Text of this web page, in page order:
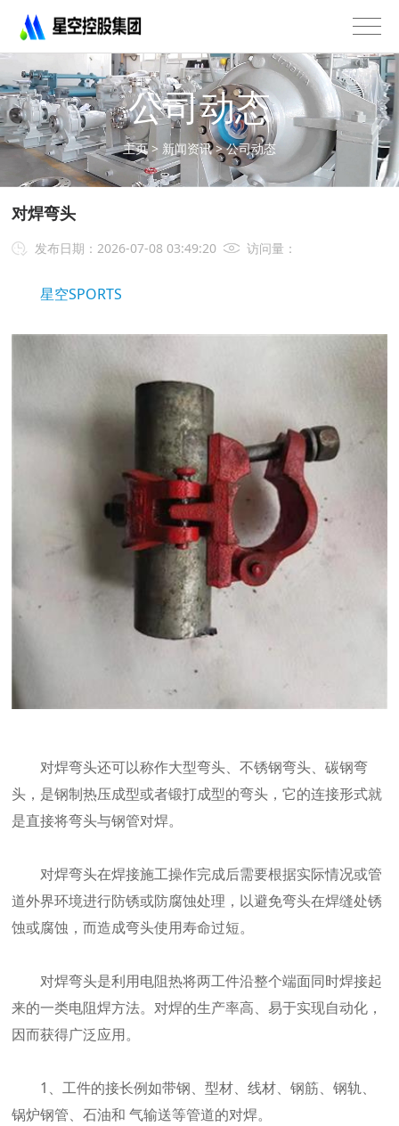
控
股
集
团
有
公
司
不
兰
公司动态
主页> 新闻资讯>公司动态
对焊弯头
发布日期：2026-07-08 03:49:20 访问量：
星空SPORTS
对焊弯头还可以称作大型弯头、不锈钢弯头、碳钢弯
头，是钢制热压成型或者锻打成型的弯头，它的连接形式就
是直接将弯头与钢管对焊。
对焊弯头在焊接施工操作完成后需要根据实际情况或管
道外界环境进行防锈或防腐蚀处理，以避免弯头在焊缝处锈
蚀或腐蚀，而造成弯头使用寿命过短。
对焊弯头是利用电阻热将两工件沿整个端面同时焊接起
来的一类电阻焊方法。对焊的生产率高、易于实现自动化，
因而获得广泛应用。
1、工件的接长例如带钢、型材、线材、钢筋、钢轨、
锅炉钢管、石油和 气输送等管道的对焊。